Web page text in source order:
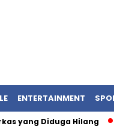
ENTERTAINMENT
yang Diduga Hilang